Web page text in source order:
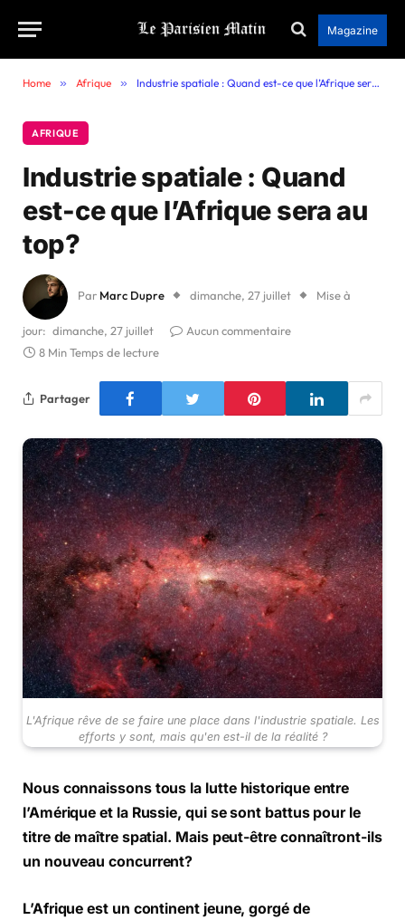
Magazine
Home » Afrique » Industrie spatiale : Quand est-ce que l’Afrique sera au top?
AFRIQUE
Industrie spatiale : Quand
est-ce que l’Afrique sera au
top?
Par Marc Dupre dimanche, 27 juillet Mise à
jour: dimanche, 27 juillet
Aucun commentaire
8 Min Temps de lecture
Partager
L'Afrique rêve de se faire une place dans l'industrie spatiale. Les
efforts y sont, mais qu'en est-il de la réalité ?
Nous connaissons tous la lutte historique entre
l’Amérique et la Russie, qui se sont battus pour le
titre de maître spatial. Mais peut-être connaîtront-ils
un nouveau concurrent?
L’Afrique est un continent jeune, gorgé de